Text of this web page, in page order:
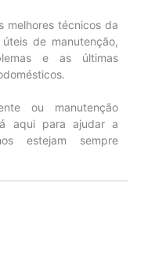
melhores técnicos da
de manutenção,
e as últimas
ou manutenção
aqui para ajudar a
estejam sempre